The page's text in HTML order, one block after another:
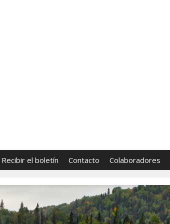
Recibir el boletín Contacto Colaboradores